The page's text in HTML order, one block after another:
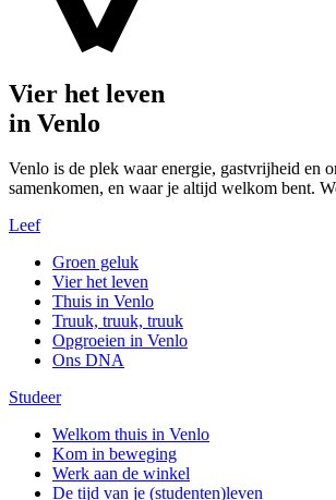
Vier het leven
in Venlo
Venlo is de plek waar energie, gastvrijheid en
samenkomen, en waar je altijd welkom bent.
Leef
Groen geluk
Vier het leven
Thuis in Venlo
Truuk, truuk, truuk
Opgroeien in Venlo
Ons DNA
Studeer
Welkom thuis in Venlo
Kom in beweging
Werk aan de winkel
De tijd van je (studenten)leven